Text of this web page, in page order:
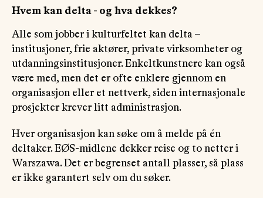
Hvem kan delta - og hva dekkes?
Alle som jobber i kulturfeltet kan delta –
institusjoner, frie aktører, private virksomheter og
utdanningsinstitusjoner. Enkeltkunstnere kan også
være med, men det er ofte enklere gjennom en
organisasjon eller et nettverk, siden internasjonale
prosjekter krever litt administrasjon.
Hver organisasjon kan søke om å melde på én
deltaker. EØS-midlene dekker reise og to netter i
Warszawa. Det er begrenset antall plasser, så plass
er ikke garantert selv om du søker.